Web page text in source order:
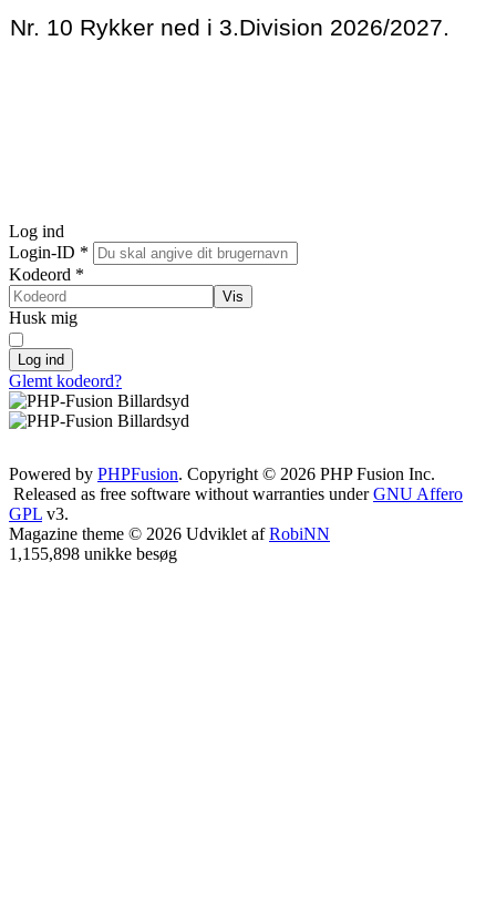
Nr. 10 Rykker ned i 3.Division 2026/2027.
Log ind
Login-ID *
Kodeord *
Vis
Husk mig
Log ind
Glemt kodeord?
Powered by PHPFusion. Copyright © 2026 PHP Fusion Inc.
Released as free software without warranties underGNU Affero
GPL v3.
Magazine theme © 2026 Udviklet afRobiNN
1,155,898 unikke besøg